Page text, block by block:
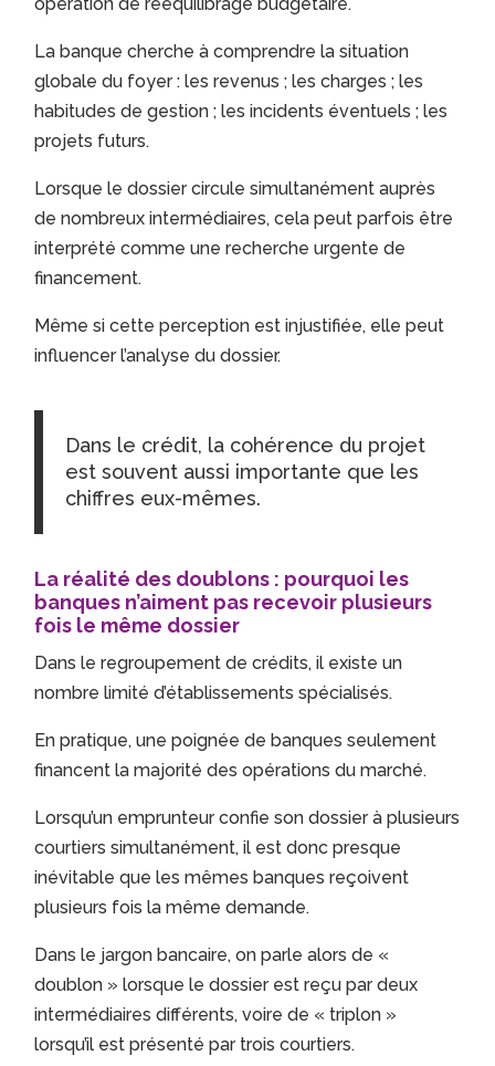
La banque cherche à comprendre la situation
globale du foyer : les revenus ; les charges ; les
habitudes de gestion ; les incidents éventuels ; les
projets futurs.
Lorsque le dossier circule simultanément auprès
de nombreux intermédiaires, cela peut parfois être
interprété comme une recherche urgente de
financement.
Même si cette perception est injustifiée, elle peut
influencer l’analyse du dossier.
Dans le crédit, la cohérence du projet
est souvent aussi importante que les
chiffres eux-mêmes.
La réalité des doublons : pourquoi les
banques n’aiment pas recevoir plusieurs
fois le même dossier
Dans le regroupement de crédits, il existe un
nombre limité d’établissements spécialisés.
En pratique, une poignée de banques seulement
financent la majorité des opérations du marché.
Lorsqu’un emprunteur confie son dossier à plusieurs
courtiers simultanément, il est donc presque
inévitable que les mêmes banques reçoivent
plusieurs fois la même demande.
Dans le jargon bancaire, on parle alors de «
doublon » lorsque le dossier est reçu par deux
intermédiaires différents, voire de « triplon »
lorsqu’il est présenté par trois courtiers.